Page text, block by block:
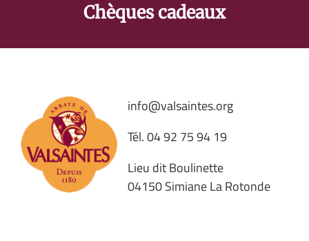
Chèques cadeaux
info@valsaintes.org
Tél.04 92 75 94 19
Lieu dit Boulinette
04150 Simiane La Rotonde